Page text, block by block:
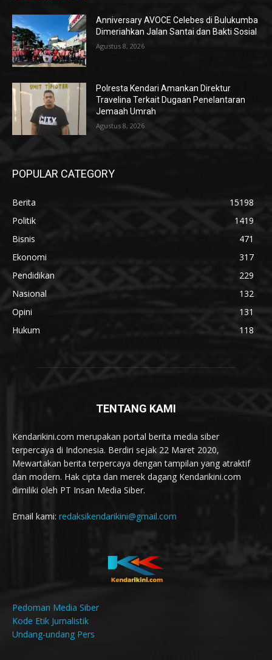
Anniversary AVOCE Celebes di Bulukumba
Dimeriahkan Jalan Santai dan Bakti Sosial
Agustus 8, 2026
Polresta Kendari Amankan Direktur
Travelina Terkait Dugaan Penelantaran
Jemaah Umrah
Agustus 8, 2026
POPULAR CATEGORY
Berita
15198
Politik
1419
Bisnis
471
Ekonomi
317
Pendidikan
229
Nasional
132
Opini
131
Hukum
118
TENTANG KAMI
Kendarikini.com merupakan portal berita media siber
terpercaya di Indonesia. Berdiri sejak 22 Maret 2020,
Mewartakan berita terpercaya dengan tampilan yang atraktif
dan modern. Hak cipta dan merek dagang Kendarikini.com
dimiliki oleh PT Insan Media Siber.
Email kami: redaksikendarikini@gmail.com
Pedoman Media Siber
Kode Etik Jurnalistik
Undang-undang Pers